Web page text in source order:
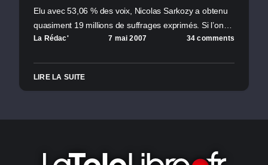
Elu avec 53,06 % des voix, Nicolas Sarkozy a obtenu
quasiment 19 millions de suffrages exprimés. Si l’on…
La Rédac' 7 mai 2007 34 comments
LIRE LA SUITE